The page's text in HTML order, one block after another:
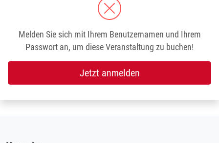
Melden Sie sich mit Ihrem Benutzernamen und Ihrem
Passwort an, um diese Veranstaltung zu buchen!
Jetzt anmelden